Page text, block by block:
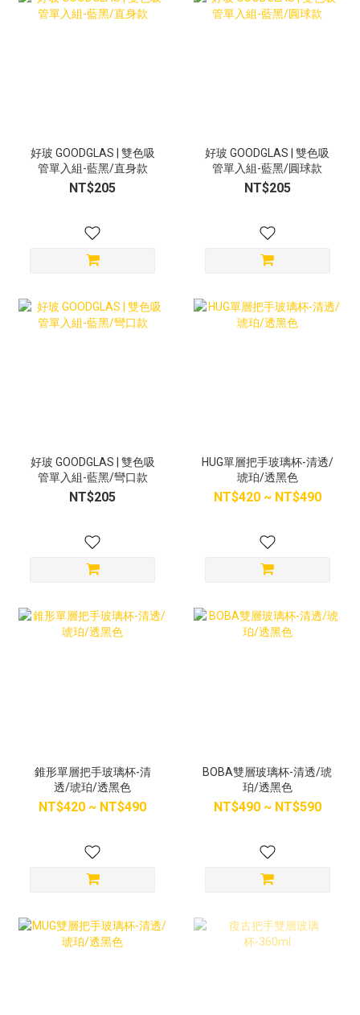
好玻 GOODGLAS | 雙色吸
管單入組-藍黑/直身款
NT$205
好玻 GOODGLAS | 雙色吸
管單入組-藍黑/圓球款
NT$205
好玻 GOODGLAS | 雙色吸
管單入組-藍黑/彎口款
NT$205
HUG單層把手玻璃杯-清透/
琥珀/透黑色
NT$420 ~ NT$490
錐形單層把手玻璃杯-清
透/琥珀/透黑色
NT$420 ~ NT$490
BOBA雙層玻璃杯-清透/琥
珀/透黑色
NT$490 ~ NT$590